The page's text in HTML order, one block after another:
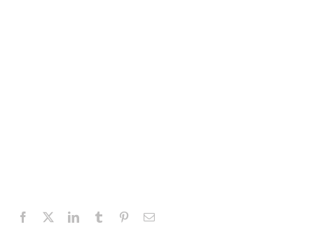
Facebook LinkedInTumblr PinterestEmail